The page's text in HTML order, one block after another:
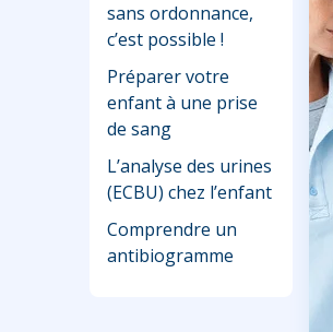
sans ordonnance,
c’est possible !
Préparer votre
enfant à une prise
de sang
L’analyse des urines
(ECBU) chez l’enfant
Comprendre un
antibiogramme